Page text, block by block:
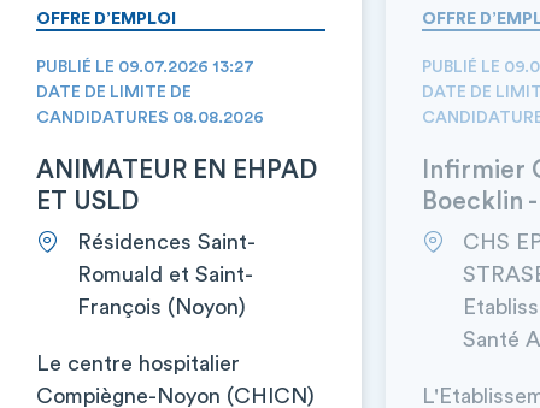
OFFRE D’EMPLOI
PUBLIÉ LE 09.07.2026 13:27
DATE DE LIMITE DE
CANDIDATURES 08.08.2026
ANIMATEUR EN EHPAD
ET USLD
Résidences Saint-
Romuald et Saint-
François (Noyon)
Le centre hospitalier
Compiègne-Noyon (CHICN)
OFFRE
PUBLIÉ LE
DATE DE
Infirmier
Boecklin
CHS
Santé